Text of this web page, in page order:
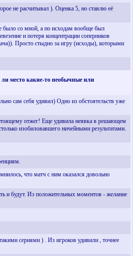
не расчитывал ). Оценка 5, но ставлю её
было со мной, а по исходам вообще был
и потеря концентрации соперников
Просто стыдно за игру (исходы), которыми
место какие-то необычные или
сам себя удивил) Одно из обстоятельств уже
отжег! Еще удивила неявка в решающем
изобиловавшего ничейными результатами.
что матч с ним оказался довольно
и будут. Из положительных моментов - желание
сериями ) . Из игроков удивили , точнее